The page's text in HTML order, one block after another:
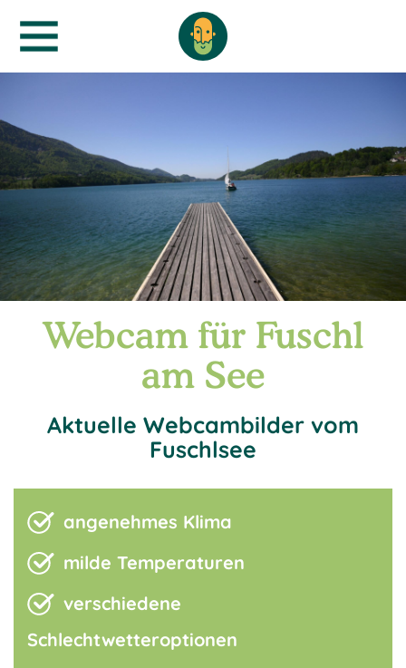
Webcam für Fuschl
am See
Aktuelle Webcambilder vom
Fuschlsee
angenehmes Klima
milde Temperaturen
verschiedene
Schlechtwetteroptionen